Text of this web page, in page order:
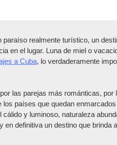
realmente turístico, un
en el lugar. Luna de miel o
a Cuba, lo verdaderamente
las parejas más románticas,
países que quedan
y luminoso, naturaleza
en definitiva un destino que